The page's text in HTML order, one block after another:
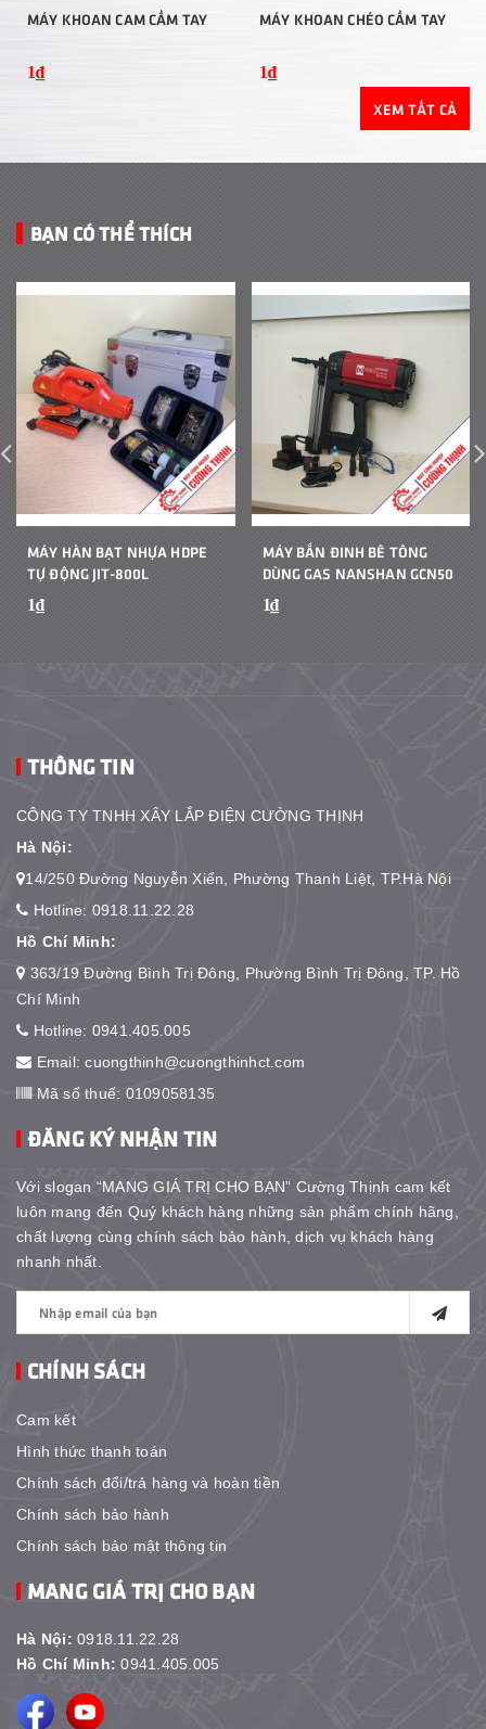
MÁY KHOAN CAM CẦM TAY
1₫
MÁY KHOAN CHÉO CẦM TAY
1₫
XEM TẤT CẢ
BẠN CÓ THỂ THÍCH
MÁY HÀN BẠT NHỰA HDPE
TỰ ĐỘNG JIT-800L
1₫
MÁY BẮN ĐINH BÊ TÔNG
DÙNG GAS NANSHAN GCN50
1₫
THÔNG TIN
CÔNG TY TNHH XÂY LẮP ĐIỆN CƯỜNG THỊNH
Hà Nội:
14/250 Đường Nguyễn Xiển, Phường Thanh Liệt, TP.Hà Nội
Hotline: 0918.11.22.28
Hồ Chí Minh:
363/19 Đường Bình Trị Đông, Phường Bình Trị Đông, TP. Hồ
Chí Minh
Hotline: 0941.405.005
Email:cuongthinh@cuongthinhct.com
Mã số thuế: 0109058135
ĐĂNG KÝ NHẬN TIN
Với slogan “MANG GIÁ TRỊ CHO BẠN” Cường Thịnh cam kết
luôn mang đến Quý khách hàng những sản phẩm chính hãng,
chất lượng cùng chính sách bảo hành, dịch vụ khách hàng
nhanh nhất.
CHÍNH SÁCH
Cam kết
Hình thức thanh toán
Chính sách đổi/trả hàng và hoàn tiền
Chính sách bảo hành
Chính sách bảo mật thông tin
MANG GIÁ TRỊ CHO BẠN
Hà Nội: 0918.11.22.28
Hồ Chí Minh:0941.405.005